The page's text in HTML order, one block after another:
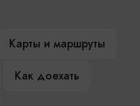
Карты и маршруты
Как доехать